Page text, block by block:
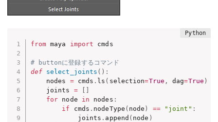
from maya import cmds
# buttonに登録するコマンド
def
select_joints ( ) :
    nodes
= cmds . ls ( selection=True , dag=True )
    joints
=
for node in nodes :
if
cmds . nodeType ( node ) == "joint" :
            joints
. append ( node )